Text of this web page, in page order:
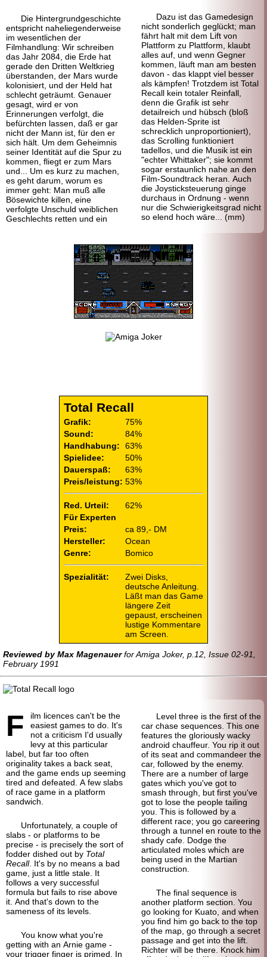
Die Hintergrundgeschichte
entspricht naheliegenderweise
im wesentlichen der
Filmhandlung: Wir schreiben
das Jahr 2084, die Erde hat
gerade den Dritten Weltkrieg
überstanden, der Mars wurde
kolonisiert, und der Held hat
schlecht geträumt. Genauer
gesagt, wird er von
Erinnerungen verfolgt, die
befürchten lassen, daß er gar
nicht der Mann ist, für den er
sich hält. Um dem Geheimnis
seiner Identität auf die Spur zu
kommen, fliegt er zum Mars
und... Um es kurz zu machen,
es geht darum, worum es
immer geht: Man muß alle
Bösewichte killen, eine
verfolgte Unschuld weiblichen
Geschlechts retten und ein
Dazu ist das Gamedesign
nicht sonderlich geglückt; man
fährt halt mit dem Lift von
Plattform zu Plattform, klaubt
alles auf, und wenn Gegner
kommen, läuft man am besten
davon - das klappt viel besser
als kämpfen! Trotzdem ist Total
Recall kein totaler Reinfall,
denn die Grafik ist sehr
detailreich und hübsch (bloß
das Helden-Sprite ist
schrecklich unproportioniert),
das Scrolling funktioniert
tadellos, und die Musik ist ein
"echter Whittaker"; sie kommt
sogar erstaunlich nahe an den
Film-Soundtrack heran. Auch
die Joysticksteuerung ginge
durchaus in Ordnung - wenn
nur die Schwierigkeitsgrad nicht
so elend hoch wäre... (mm)
Total Recall
Spezialität:
Zwei Disks,
deutsche Anleitung.
Läßt man das Game
längere Zeit
gepaust, erscheinen
lustige Kommentare
am Screen.
Grafik:
75%
Sound:
84%
Handhabung:
63%
Spielidee:
50%
Dauerspaß:
63%
Preis/leistung: 53%
Red. Urteil:
62%
Für Experten
Preis:
ca 89,- DM
Hersteller:
Ocean
Genre:
Bomico
Reviewed by Max Magenauerfor Amiga Joker, p.12, Issue 02-91,
February 1991
F
ilm licences can't be the
easiest games to do. It's
not a criticism I'd usually
levy at this particular
label, but far too often
originality takes a back seat,
and the game ends up seeming
tired and defeated. A few slabs
of race game in a platform
sandwich.
Unfortunately, a couple of
slabs - or platforms to be
precise - is precisely the sort of
fodder dished out by Total
Recall. It's by no means a bad
game, just a little stale. It
follows a very successful
formula but fails to rise above
it. And that's down to the
sameness of its levels.
You know what you're
getting with an Arnie game -
your trigger finger is primed. In
Level three is the first of the
car chase sequences. This one
features the gloriously wacky
android chauffeur. You rip it out
of its seat and commandeer the
car, followed by the enemy.
There are a number of large
gates which you've got to
smash through, but first you've
got to lose the people tailing
you. This is followed by a
different race; you go careering
through a tunnel en route to the
shady cafe. Dodge the
articulated moles which are
being used in the Martian
construction.
The final sequence is
another platform section. You
go looking for Kuato, and when
you find him go back to the top
of the map, go through a secret
passage and get into the lift.
Richter will be there. Knock him